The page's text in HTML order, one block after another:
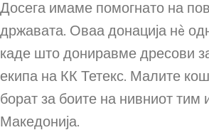
Досега имаме помогнато на
државата. Оваа донација нè
каде што дониравме дресови
екипа на КК Тетекс. Малите
борат за боите на нивниот тим
Македонија.